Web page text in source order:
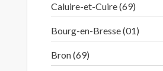
Caluire-et-Cuire (69)
Bourg-en-Bresse (01)
Bron (69)